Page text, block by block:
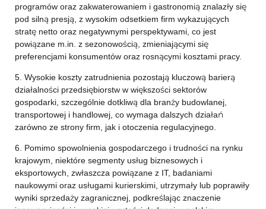
programów oraz zakwaterowaniem i gastronomią znalazły się
pod silną presją, z wysokim odsetkiem firm wykazujących
stratę netto oraz negatywnymi perspektywami, co jest
powiązane m.in. z sezonowością, zmieniającymi się
preferencjami konsumentów oraz rosnącymi kosztami pracy.
5. Wysokie koszty zatrudnienia pozostają kluczową barierą
działalności przedsiębiorstw w większości sektorów
gospodarki, szczególnie dotkliwą dla branży budowlanej,
transportowej i handlowej, co wymaga dalszych działań
zarówno ze strony firm, jak i otoczenia regulacyjnego.
6. Pomimo spowolnienia gospodarczego i trudności na rynku
krajowym, niektóre segmenty usług biznesowych i
eksportowych, zwłaszcza powiązane z IT, badaniami
naukowymi oraz usługami kurierskimi, utrzymały lub poprawiły
wyniki sprzedaży zagranicznej, podkreślając znaczenie